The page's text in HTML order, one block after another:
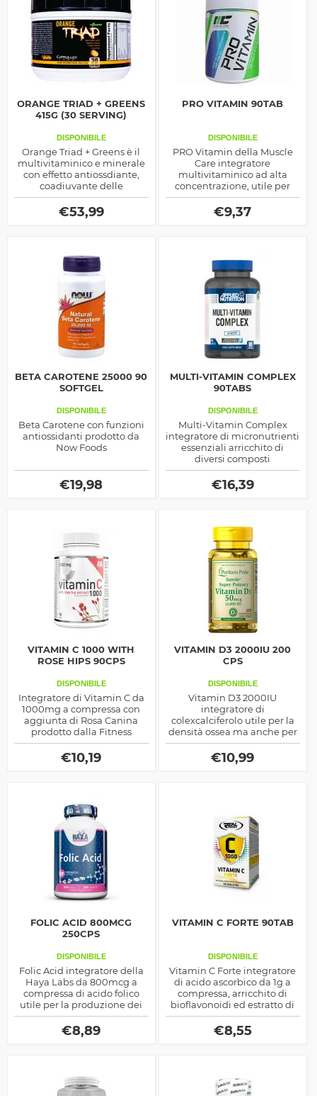
ORANGE TRIAD + GREENS
415G (30 SERVING)
DISPONIBILE
Orange Triad + Greens è il
multivitaminico e minerale
con effetto antiossdiante,
coadiuvante delle
articolazioni, un prodotto
veramente completo che
aumenta le difese
€53,99
PRO VITAMIN 90TAB
DISPONIBILE
PRO Vitamin della Muscle
Care integratore
multivitaminico ad alta
concentrazione, utile per
apportare al nostro corpo
tutti i micronutrienti di cui
necessita.
€9,37
BETA CAROTENE 25000 90
SOFTGEL
DISPONIBILE
Beta Carotene con funzioni
antiossidanti prodotto da
Now Foods
€19,98
MULTI-VITAMIN COMPLEX
90TABS
DISPONIBILE
Multi-Vitamin Complex
integratore di micronutrienti
essenziali arricchito di
diversi composti
antiossidanti e per
migliorare la funzionalità
intestinale e del sistema
€16,39
VITAMIN C 1000 WITH
ROSE HIPS 90CPS
DISPONIBILE
Integratore di Vitamin C da
1000mg a compressa con
aggiunta di Rosa Canina
prodotto dalla Fitness
Authority.
€10,19
VITAMIN D3 2000IU 200
CPS
DISPONIBILE
Vitamin D3 2000IU
integratore di
colexcalciferolo utile per la
densità ossea ma anche per
il sistema immunitario e il
vigore del maschio adulto,
assumere sempre a stomaco
€10,99
FOLIC ACID 800MCG
250CPS
DISPONIBILE
Folic Acid integratore della
Haya Labs da 800mcg a
compressa di acido folico
utile per la produzione dei
globuli rossi e la regolazione
del ferro
€8,89
VITAMIN C FORTE 90TAB
DISPONIBILE
Vitamin C Forte integratore
di acido ascorbico da 1g a
compressa, arricchito di
bioflavonoidi ed estratto di
rosa canina, ottimo come
antiossidante e immuno
stimolante
€8,55